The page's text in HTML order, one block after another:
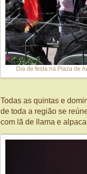
Dia de festa na Plaza de
Todas as quintas e
de toda a região se
com lã de llama e